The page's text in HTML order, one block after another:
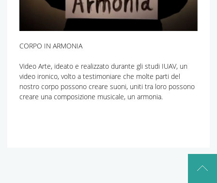
CORPO IN ARMONIA
Video Arte, ideato e realizzato durante gli studi IUAV, un
video ironico, volto a testimoniare che molte parti del
nostro corpo possono creare suoni, uniti tra loro possono
creare una composizione musicale, un armonia.